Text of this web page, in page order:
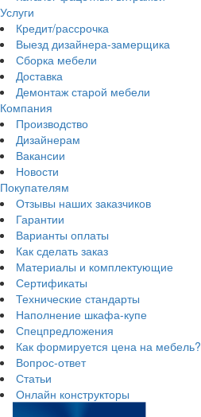
Услуги
Кредит/рассрочка
Выезд дизайнера-замерщика
Сборка мебели
Доставка
Демонтаж старой мебели
Компания
Производство
Дизайнерам
Вакансии
Новости
Покупателям
Отзывы наших заказчиков
Гарантии
Варианты оплаты
Как сделать заказ
Материалы и комплектующие
Сертификаты
Технические стандарты
Наполнение шкафа-купе
Спецпредложения
Как формируется цена на мебель?
Вопрос-ответ
Статьи
Онлайн конструкторы